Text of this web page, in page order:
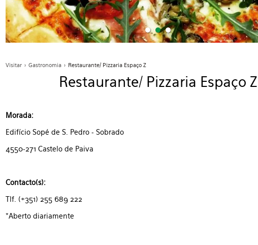
Visitar > Gastronomia > Restaurante/ Pizzaria Espaço Z
Restaurante/ Pizzaria Espaço Z
Morada:
Edifício Sopé de S. Pedro - Sobrado
4550-271 Castelo de Paiva
Contacto(s):
Tlf. (+351) 255 689 222
*Aberto diariamente